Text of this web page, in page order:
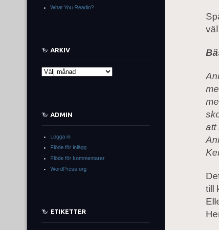
att
till
What You Readin?
ARKIV
Arkiv
ADMIN
Logga in
Flöde för inlägg
Flöde för kommentarer
WordPress.org
ETIKETTER